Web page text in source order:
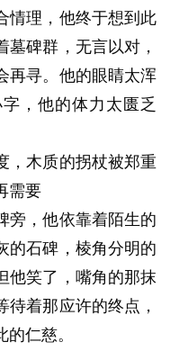
情理，他终于想到此
碑群，无言以对，
再寻。他的眼睛太浑
，他的体力太匮乏
，木质的拐杖被郑重
需要
旁，他依靠着陌生的
的石碑，棱角分明的
他笑了，嘴角的那抹
着那应许的终点，
仁慈。